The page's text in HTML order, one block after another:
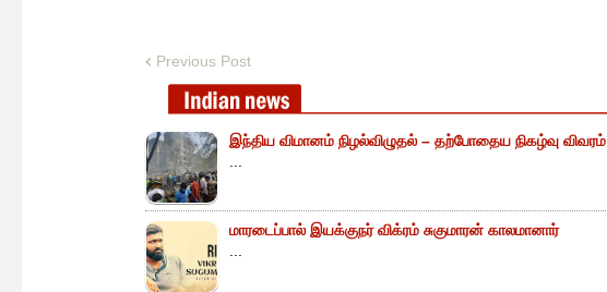
Previous Post
இந்திய விமானம் நிழல்விழுதல் – தற்போதைய நிகழ்வு விவரம்
...
மாரடைப்பால் இயக்குநர் விக்ரம் சுகுமாரன் காலமானார்
...